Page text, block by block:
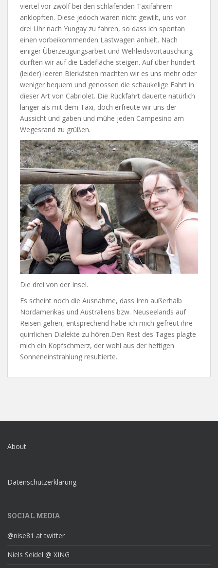
viertel vor zwölf bei den schlafenden Taxifahrern
anklopften. Diese jedoch waren nicht gewillt, uns vor
drei Uhr nach Yungay zu fahren, so dass ich spontan
einen vorbeikommenden Lastwagen anhielt. Nach
einiger Überzeugungsarbeit und Wehleidsvortäuschung
durften wir auf die Ladefläche steigen. Auf über hundert
(leider) leeren Bierkästen machten wir es uns mehr oder
weniger bequem und genossen die schaukelige Fahrt in
dieser Art von Cabriolet. Die Rückfahrt dauerte natürlich
länger als mit dem Taxi, doch erfreute wir uns der
Aussicht und gaben und mühe jeden Campesino am
Wegesrand zu grüßen.
Die drei von der Insel.
Es scheint noch die Ausnahme, dass Iren außerhalb
Nordamerikas und Australiens bzw. Neuseelands auf
Reisen gehen, entsprechend habe ich mich gefreut ihre
quirrlichen Dialekte zu hören.Den Rest des Tages plagte
mich ein Kopfschmerz, der wohl aus der heftigen
Sonneneinstrahlung resultierte.
About
Datenschutzerklärung
SOCIAL MEDIA
@nise81 at twitter
Niels Seidel @ XING